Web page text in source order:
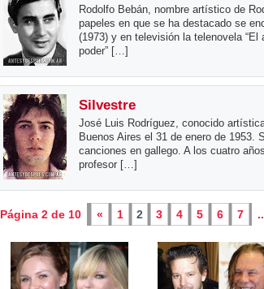
Rodolfo Bebán, nombre artístico de
papeles en que se ha destacado se
(1973) y en televisión la telenovela “El
poder” […]
Silvestre
José Luis Rodríguez, conocido
Buenos Aires el 31 de enero de 1953.
canciones en gallego. A los cuatro
profesor […]
Página 2 de 10 « 1 2 3 4 5 6 7